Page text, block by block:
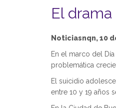
El
Noticiasnqn, 10
En el marco del
problemática
El suicidio
entre 10 y 19 años